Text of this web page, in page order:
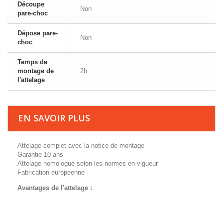
Découpe
pare-choc
Non
Dépose pare-
choc
Non
Temps de
montage de
l'attelage
2h
EN SAVOIR PLUS
Attelage complet avec la notice de montage
Garantie 10 ans
Attelage homologué selon les normes en vigueur
Fabrication européenne
Avantages de l'attelage :